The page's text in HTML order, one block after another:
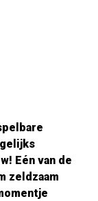
Eén van de
zeldzaam